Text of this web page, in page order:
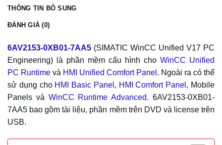
THÔNG TIN BỔ SUNG
ĐÁNH GIÁ (0)
6AV2153-0XB01-7AA5 (SIMATIC WinCC Unified V17 PC
Engineering) là phần mềm cấu hình cho WinCC Unified
PC Runtime và HMI Unified Comfort Panel . Ngoài ra có thể
sử dụng cho HMI Basic Panel , HMI Comfort Panel , Mobile
Panels và WinCC Runtime Advanced. 6AV2153-0XB01-
7AA5 bao gồm tài liệu, phần mềm trên DVD và license trên
USB.